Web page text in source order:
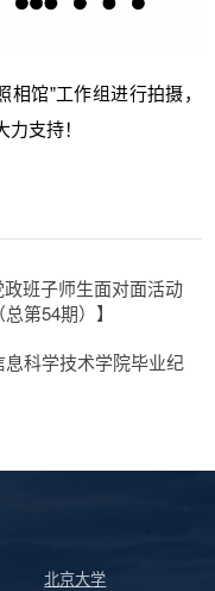
馆”工作组进行拍摄，
支持！
政班子师生面对面活动
第54期）】
科学技术学院毕业纪
北京大学